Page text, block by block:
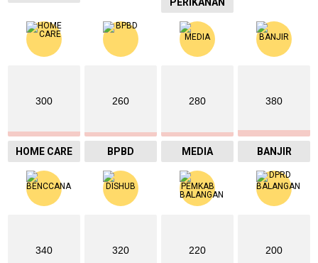
300
HOME CARE
260
BPBD
280
MEDIA
380
BANJIR
340 320 220 200